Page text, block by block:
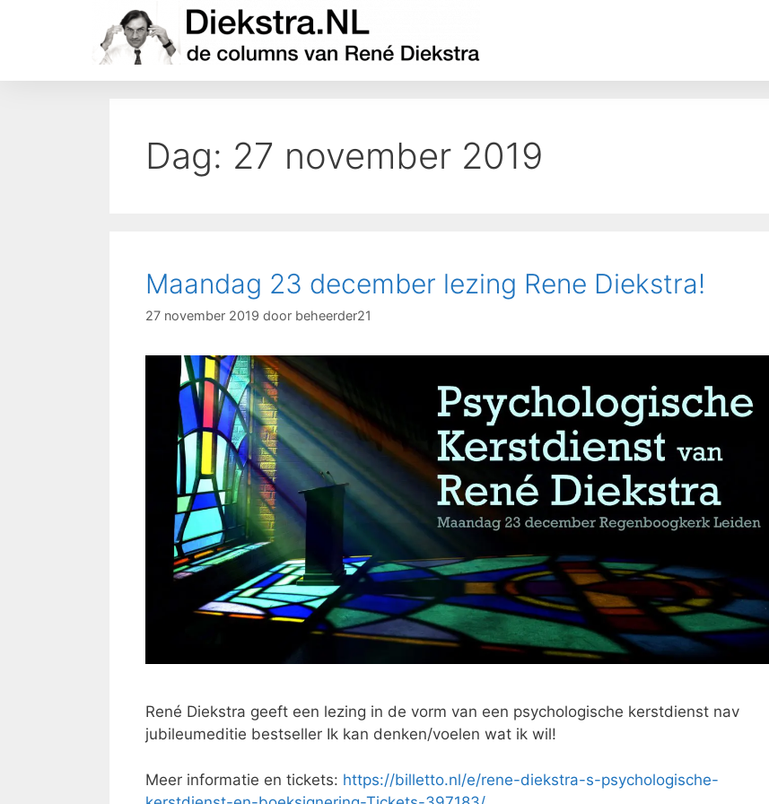
Dag: 27 november 2019
Maandag 23 december lezing Rene Diekstra!
27 november 2019 door beheerder21
René Diekstra geeft een lezing in de vorm van een psychologische kerstdienst nav
jubileumeditie bestseller Ik kan denken/voelen wat ik wil!
Meer informatie en tickets: https://billetto.nl/e/rene-diekstra-s-psychologische-